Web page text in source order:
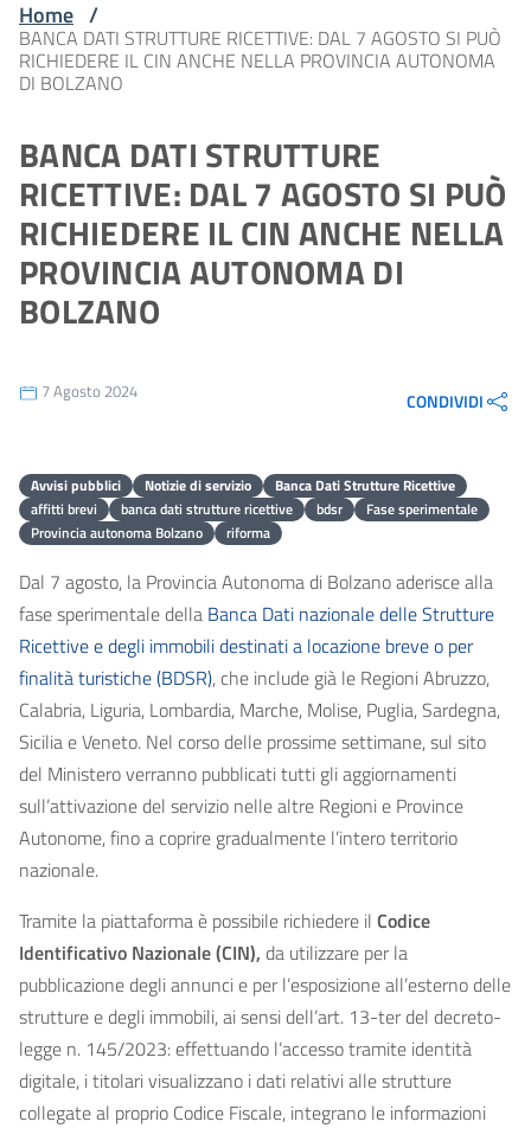
Home /
BANCA DATI STRUTTURE RICETTIVE: DAL 7 AGOSTO SI PUÒ
RICHIEDERE IL CIN ANCHE NELLA PROVINCIA AUTONOMA
DI BOLZANO
BANCA DATI STRUTTURE
RICETTIVE: DAL 7 AGOSTO SI PUÒ
RICHIEDERE IL CIN ANCHE NELLA
PROVINCIA AUTONOMA DI
BOLZANO
7 Agosto 2024 CONDIVIDI
Avvisi pubblici Notizie di servizio
Banca Dati Strutture Ricettive
affitti brevi
banca dati strutture ricettive bdsr
Fase sperimentale
Provincia autonoma Bolzano
riforma
Dal 7 agosto, la Provincia Autonoma di Bolzano aderisce alla
fase sperimentale della Banca Dati nazionale delle Strutture
Ricettive e degli immobili destinati a locazione breve o per
finalità turistiche (BDSR), che include già le Regioni Abruzzo,
Calabria, Liguria, Lombardia, Marche, Molise, Puglia, Sardegna,
Sicilia e Veneto. Nel corso delle prossime settimane, sul sito
del Ministero verranno pubblicati tutti gli aggiornamenti
sull’attivazione del servizio nelle altre Regioni e Province
Autonome, fino a coprire gradualmente l’intero territorio
nazionale.
Tramite la piattaforma è possibile richiedere il Codice
Identificativo Nazionale (CIN), da utilizzare per la
pubblicazione degli annunci e per l’esposizione all’esterno delle
strutture e degli immobili, ai sensi dell’art. 13-ter del decreto-
legge n. 145/2023: effettuando l’accesso tramite identità
digitale, i titolari visualizzano i dati relativi alle strutture
collegate al proprio Codice Fiscale, integrano le informazioni